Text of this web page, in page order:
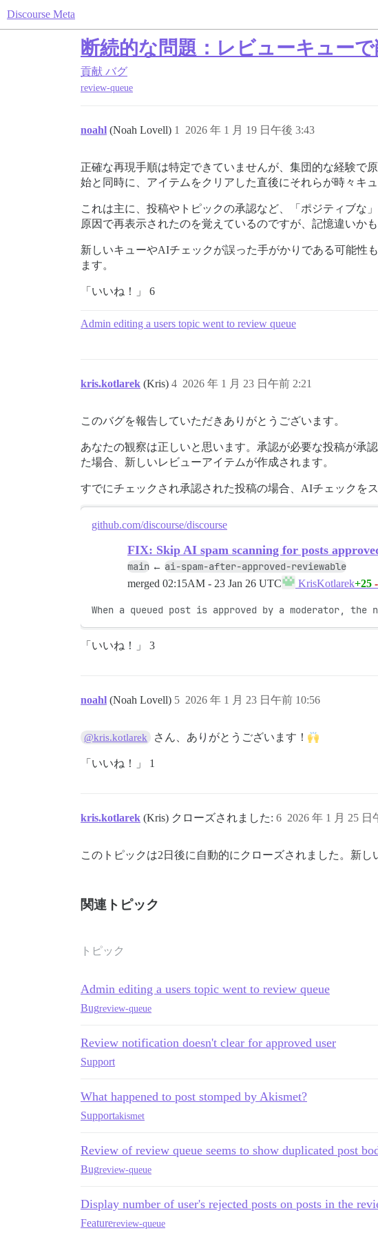
Discourse Meta
断続的な問題：レビューキュー
貢献 バグ
review-queue
noahl (Noah Lovell) 2026 年 1 月 19 日午後 3:43
1
正確な再現手順は特定できていませんが、集団的な経験で
始と同時に、アイテムをクリアした直後にそれらが時々キ
これは主に、投稿やトピックの承認など、「ポジティブな
原因で再表示されたのを覚えているのですが、記憶違いかも
新しいキューやAIチェックが誤った手がかりである可能性
ます。
「いいね！」 6
Admin editing a users topic went to review queue
kris.kotlarek (Kris) 2026 年 1 月 23 日午前 2:21
4
このバグを報告していただきありがとうございます。
あなたの観察は正しいと思います。承認が必要な投稿が承
た場合、新しいレビューアイテムが作成されます。
すでにチェックされ承認された投稿の場合、AIチェックを
github.com/discourse/discourse
FIX: Skip AI spam scanning for posts
main ← ai-spam-after-approved-reviewable
merged 02:15AM - 23 Jan 26 UTC KrisKotlarek+25
When a queued post is approved by a moderator,
「いいね！」 3
noahl (Noah Lovell) 2026 年 1 月 23 日午前 10:56
5
@kris.kotlarek さん、ありがとうございます！
「いいね！」 1
kris.kotlarek (Kris) クローズされました: 2026 年 1 月 25 日
6
このトピックは2日後に自動的にクローズされました。新し
関連トピック
トピック
Admin editing a users topic went to review queue
Bugreview-queue
Review notification doesn't clear for approved user
Support
What happened to post stomped by Akismet?
Supportakismet
Review of review queue seems to show duplicated post
Bugreview-queue
Display number of user's rejected posts on posts in the
Featurereview-queue